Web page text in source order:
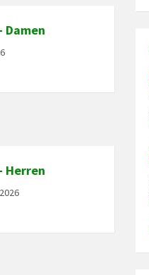
Damen
Herren